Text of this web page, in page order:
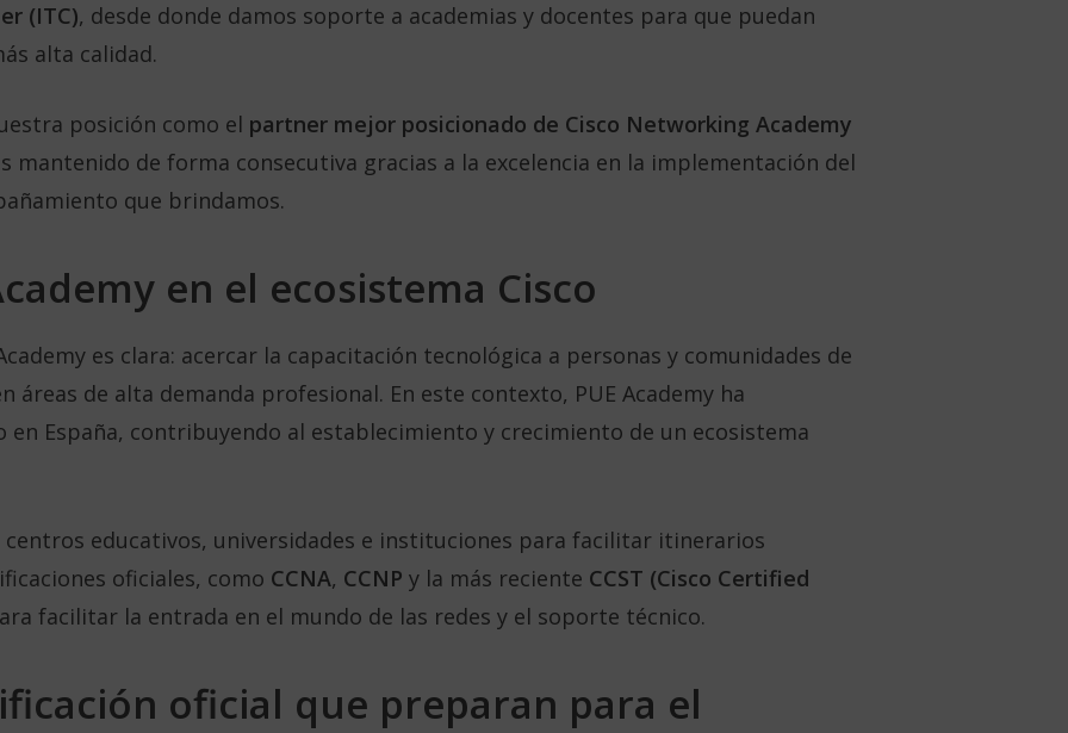
(ITC), desde donde damos soporte a academias y docentes para que puedan
alta calidad.
posición como el partner mejor posicionado de Cisco Networking Academy
mantenido de forma consecutiva gracias a la excelencia en la implementación del
que brindamos.
en el ecosistema Cisco
es clara: acercar la capacitación tecnológica a personas y comunidades de
áreas de alta demanda profesional. En este contexto, PUE Academy ha
España, contribuyendo al establecimiento y crecimiento de un ecosistema
educativos, universidades e instituciones para facilitar itinerarios
oficiales, como CCNA, CCNP y la más reciente CCST (Cisco Certified
facilitar la entrada en el mundo de las redes y el soporte técnico.
oficial que preparan para el